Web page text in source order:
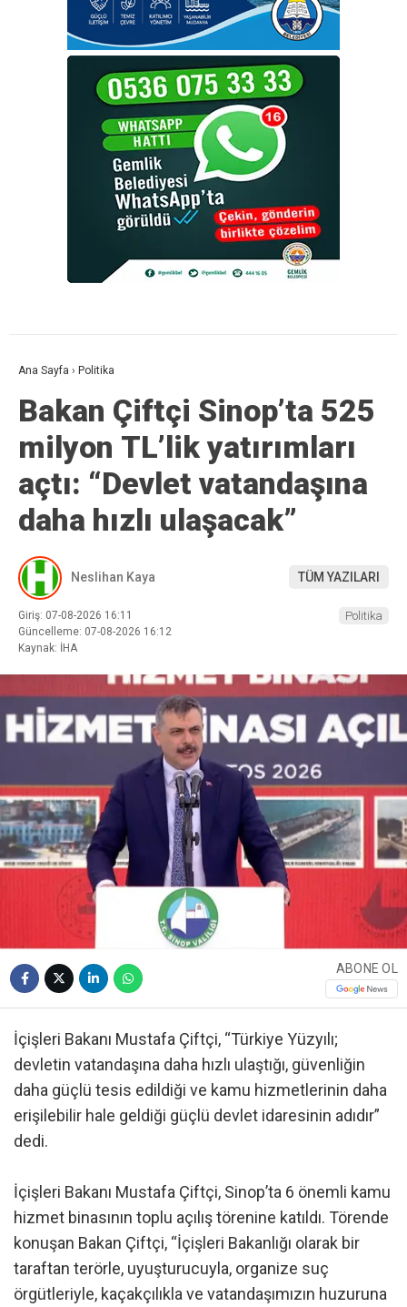
Ana Sayfa › Politika
Bakan Çiftçi Sinop’ta 525
milyon TL’lik yatırımları
açtı: “Devlet vatandaşına
daha hızlı ulaşacak”
Neslihan Kaya TÜM YAZILARI
Giriş: 07-08-2026 16:11
Güncelleme: 07-08-2026 16:12
Kaynak: İHA
Politika
ABONE OL
İçişleri Bakanı Mustafa Çiftçi, “Türkiye Yüzyılı;
devletin vatandaşına daha hızlı ulaştığı, güvenliğin
daha güçlü tesis edildiği ve kamu hizmetlerinin daha
erişilebilir hale geldiği güçlü devlet idaresinin adıdır”
dedi.
İçişleri Bakanı Mustafa Çiftçi, Sinop’ta 6 önemli kamu
hizmet binasının toplu açılış törenine katıldı. Törende
konuşan Bakan Çiftçi, “İçişleri Bakanlığı olarak bir
taraftan terörle, uyuşturucuyla, organize suç
örgütleriyle, kaçakçılıkla ve vatandaşımızın huzuruna